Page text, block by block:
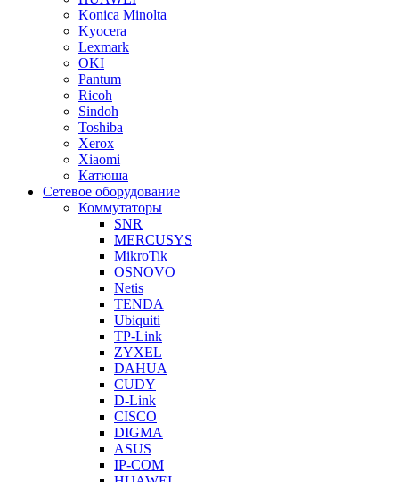
Konica Minolta
Kyocera
Lexmark
OKI
Pantum
Ricoh
Sindoh
Toshiba
Xerox
Xiaomi
Катюша
Сетевое оборудование
Коммутаторы
SNR
MERCUSYS
MikroTik
OSNOVO
Netis
TENDA
Ubiquiti
TP-Link
ZYXEL
DAHUA
CUDY
D-Link
CISCO
DIGMA
ASUS
IP-COM